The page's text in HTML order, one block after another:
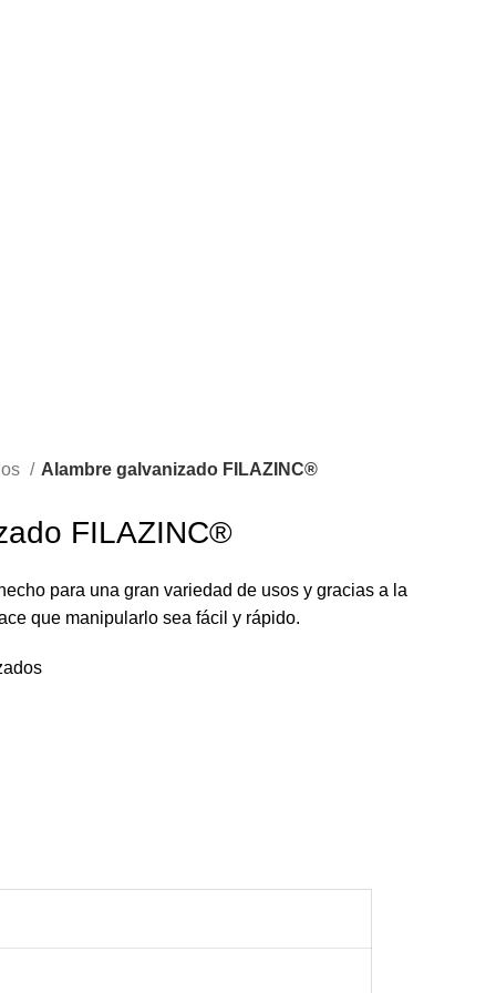
Alambre galvanizado FILAZINC®
FILAZINC®
para una gran variedad de usos y gracias a la
que manipularlo sea fácil y rápido.